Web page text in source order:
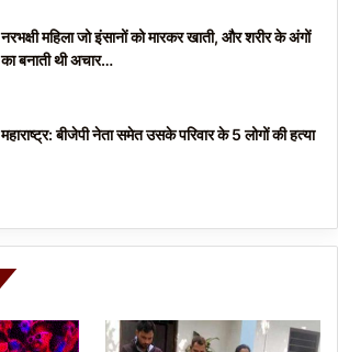
नरभक्षी महिला जो इंसानों को मारकर खाती, और शरीर के अंगों
का बनाती थी अचार…
महाराष्ट्र: बीजेपी नेता समेत उसके परिवार के 5 लोगों की हत्या